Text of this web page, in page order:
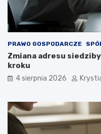
PRAWO GOSPODARCZE
Zmiana adresu
kroku
4 sierpnia 2026